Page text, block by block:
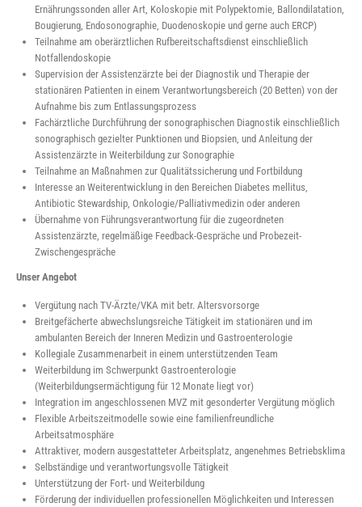
Ernährungssonden aller Art, Koloskopie mit Polypektomie, Ballondilatation,
Bougierung, Endosonographie, Duodenoskopie und gerne auch ERCP)
Teilnahme am oberärztlichen Rufbereitschaftsdienst einschließlich
Notfallendoskopie
Supervision der Assistenzärzte bei der Diagnostik und Therapie der
stationären Patienten in einem Verantwortungsbereich (20 Betten) von der
Aufnahme bis zum Entlassungsprozess
Fachärztliche Durchführung der sonographischen Diagnostik einschließlich
sonographisch gezielter Punktionen und Biopsien, und Anleitung der
Assistenzärzte in Weiterbildung zur Sonographie
Teilnahme an Maßnahmen zur Qualitätssicherung und Fortbildung
Interesse an Weiterentwicklung in den Bereichen Diabetes mellitus,
Antibiotic Stewardship, Onkologie/Palliativmedizin oder anderen
Übernahme von Führungsverantwortung für die zugeordneten
Assistenzärzte, regelmäßige Feedback-Gespräche und Probezeit-
Zwischengespräche
Unser Angebot
Vergütung nach TV-Ärzte/VKA mit betr. Altersvorsorge
Breitgefächerte abwechslungsreiche Tätigkeit im stationären und im
ambulanten Bereich der Inneren Medizin und Gastroenterologie
Kollegiale Zusammenarbeit in einem unterstützenden Team
Weiterbildung im Schwerpunkt Gastroenterologie
(Weiterbildungsermächtigung für 12 Monate liegt vor)
Integration im angeschlossenen MVZ mit gesonderter Vergütung möglich
Flexible Arbeitszeitmodelle sowie eine familienfreundliche
Arbeitsatmosphäre
Attraktiver, modern ausgestatteter Arbeitsplatz, angenehmes Betriebsklima
Selbständige und verantwortungsvolle Tätigkeit
Unterstützung der Fort- und Weiterbildung
Förderung der individuellen professionellen Möglichkeiten und Interessen